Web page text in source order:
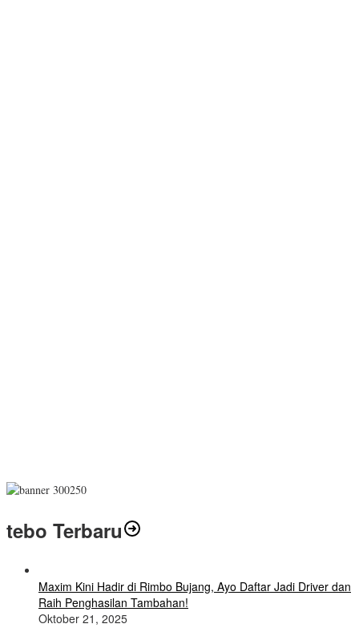
tebo Terbaru
Maxim Kini Hadir di Rimbo Bujang, Ayo Daftar Jadi Driver dan
Raih Penghasilan Tambahan!
Oktober 21, 2025